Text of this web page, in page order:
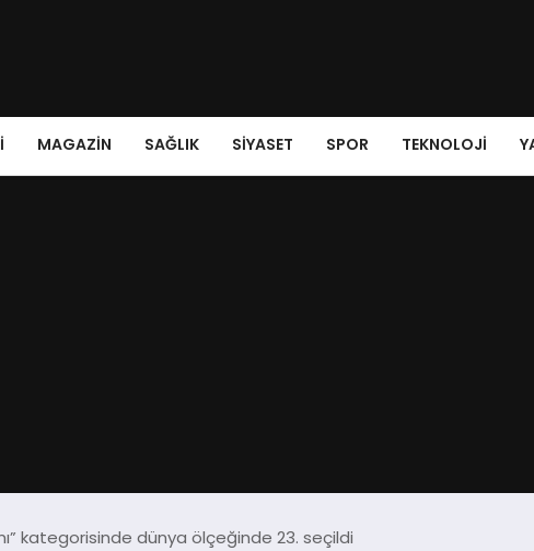
MAGAZIN SAĞLIK SIYASET SPOR TEKNOLOJI
kategorisinde dünya ölçeğinde 23. seçildi